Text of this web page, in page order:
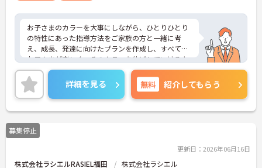
お子さまのカラーを大事にしながら、ひとりひとり
の特性にあった指導方法をご家族の方と一緒に考
え、成長、発達に向けたプランを作成し、すべての
お子さまが楽しく、そのカラーを伸ばしていけるよ
うに、各専門職が一眼となり全力でサポートしてい
ます。充実したワークライフバランスのもと、将来
的にもライフイベントを乗り越えて活躍できる環境
が整っており安心して長くご就業いただけます。子
どもが好きで子どもと関わる仕事をしたい方、育児
の経験を活かして保護者に寄り添える仕事をしたい
方、新しいことにチャレンジしていきたいという志
ご興味ある方には、面接のポイントなど、さらに詳
細をお話致しますのでお気軽にご相談ください。
詳細を見る 無料 紹介してもらう
募集停止
更新日：2026年06月16日
株式会社ラシエルRASIEL福田 株式会社ラシエル